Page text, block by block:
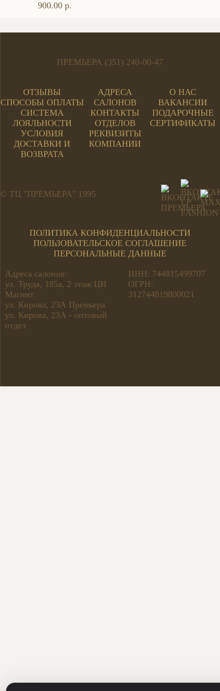
900.00 р.
ПРЕМЬЕРА (351) 240-00-47
ОТЗЫВЫ
СПОСОБЫ ОПЛАТЫ
СИСТЕМА
ЛОЯЛЬНОСТИ
УСЛОВИЯ
ДОСТАВКИ И
ВОЗВРАТА
АДРЕСА
САЛОНОВ
КОНТАКТЫ
ОТДЕЛОВ
РЕКВИЗИТЫ
КОМПАНИИ
О НАС
ВАКАНСИИ
ПОДАРОЧНЫЕ
СЕРТИФИКАТЫ
© ТЦ "ПРЕМЬЕРА" 1995
ПОЛИТИКА КОНФИДЕНЦИАЛЬНОСТИ
ПОЛЬЗОВАТЕЛЬСКОЕ СОГЛАШЕНИЕ
ПЕРСОНАЛЬНЫЕ ДАННЫЕ
Адреса салонов:
ул. Труда, 185а, 2 этаж ЦИ
Магнит
ул. Кирова, 23А Премьера
ул. Кирова, 23А - оптовый
отдел
ИНН: 744815499707
ОГРН:
312744819800021